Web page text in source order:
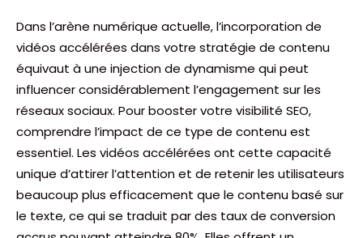
Dans l’arène numérique actuelle, l’incorporation de
vidéos accélérées dans votre stratégie de contenu
équivaut à une injection de dynamisme qui peut
influencer considérablement l’engagement sur les
réseaux sociaux. Pour booster votre visibilité SEO,
comprendre l’impact de ce type de contenu est
essentiel. Les vidéos accélérées ont cette capacité
unique d’attirer l’attention et de retenir les utilisateurs
beaucoup plus efficacement que le contenu basé sur
le texte, ce qui se traduit par des taux de conversion